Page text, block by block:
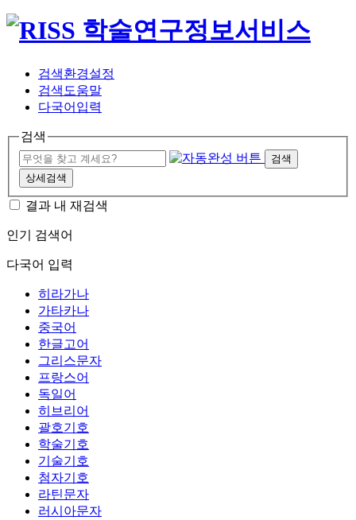
검색환경설정
검색도움말
다국어입력
검색
검색
상세검색
결과 내 재검색
인기 검색어
다국어 입력
히라가나
가타카나
중국어
한글고어
그리스문자
프랑스어
독일어
히브리어
괄호기호
학술기호
기술기호
첨자기호
라틴문자
러시아문자